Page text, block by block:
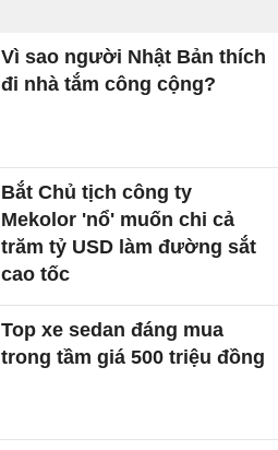
Vì sao người Nhật Bản thích
đi nhà tắm công cộng?
Bắt Chủ tịch công ty
Mekolor 'nổ' muốn chi cả
trăm tỷ USD làm đường sắt
cao tốc
Top xe sedan đáng mua
trong tầm giá 500 triệu đồng